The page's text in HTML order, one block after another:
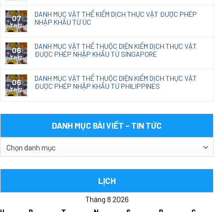
07
Th12
DANH MỤC VẬT THỂ KIỂM DỊCH THỰC VẬT ĐƯỢC PHÉP
NHẬP KHẨU TỪ ÚC
06
Th12
DANH MỤC VẬT THỂ THUỘC DIỆN KIỂM DỊCH THỰC VẬT
ĐƯỢC PHÉP NHẬP KHẨU TỪ SINGAPORE
06
Th12
DANH MỤC VẬT THỂ THUỘC DIỆN KIỂM DỊCH THỰC VẬT
ĐƯỢC PHÉP NHẬP KHẨU TỪ PHILIPPINES
DANH MỤC BÀI VIẾT – TIN TỨC
LỊCH
Tháng 8 2026